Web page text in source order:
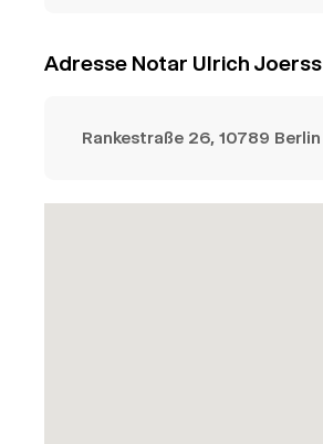
Adresse Notar Ulrich Joerss
Rankestraße 26, 10789 Berlin